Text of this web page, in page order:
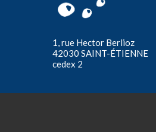
1, rue Hector Berlioz
42030 SAINT-ÉTIENNE
cedex 2